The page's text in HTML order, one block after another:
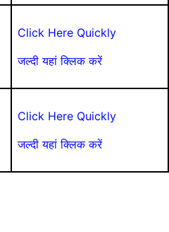
Click Here Quickly
जल्दी यहां क्लिक करें
Click Here Quickly
जल्दी यहां क्लिक करें